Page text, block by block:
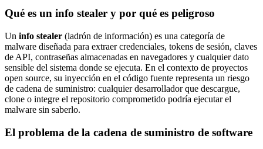
Qué es un info stealer y por qué es peligroso
Un info stealer (ladrón de información) es una categoría de
malware diseñada para extraer credenciales, tokens de sesión, claves
de API, contraseñas almacenadas en navegadores y cualquier dato
sensible del sistema donde se ejecuta. En el contexto de proyectos
open source, su inyección en el código fuente representa un riesgo
de cadena de suministro: cualquier desarrollador que descargue,
clone o integre el repositorio comprometido podría ejecutar el
malware sin saberlo.
El problema de la cadena de suministro de software